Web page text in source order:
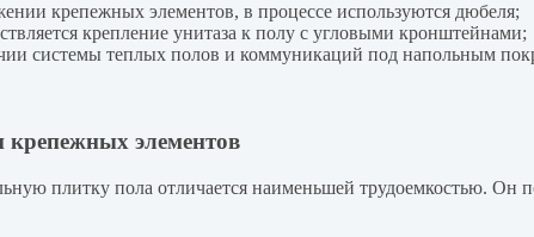
крепежных элементов, в процессе используются дюбеля;
крепление унитаза к полу с угловыми кронштейнами;
системы теплых полов и коммуникаций под напольным
элементов
плитку пола отличается наименьшей трудоемкостью. Он